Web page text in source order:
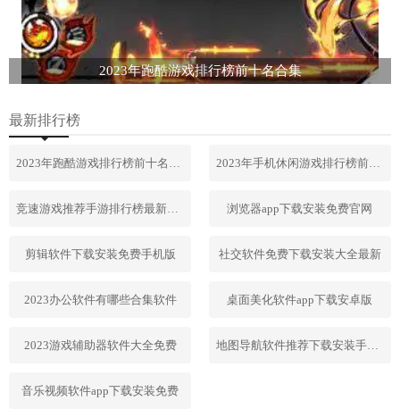
2023年跑酷游戏排行榜前十名合集
最新排行榜
2023年跑酷游戏排行榜前十名合集 2023年手机休闲游戏排行榜前十名
竞速游戏推荐手游排行榜最新2023 浏览器app下载安装免费官网
剪辑软件下载安装免费手机版 社交软件免费下载安装大全最新
2023办公软件有哪些合集软件 桌面美化软件app下载安卓版
2023游戏辅助器软件大全免费 地图导航软件推荐下载安装手机版
音乐视频软件app下载安装免费